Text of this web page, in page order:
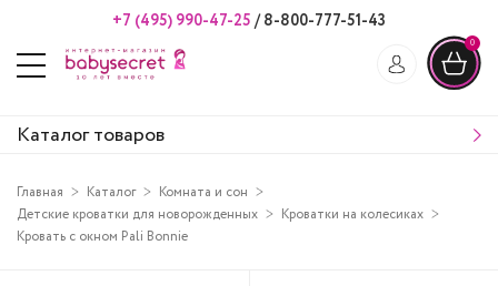
+7 (495) 990-47-25 /8-800-777-51-43
0
Каталог товаров
Главная Каталог
Комната и сон
Детские кроватки для новорожденных
Кроватки на колесиках
Кровать с окном Pali Bonnie